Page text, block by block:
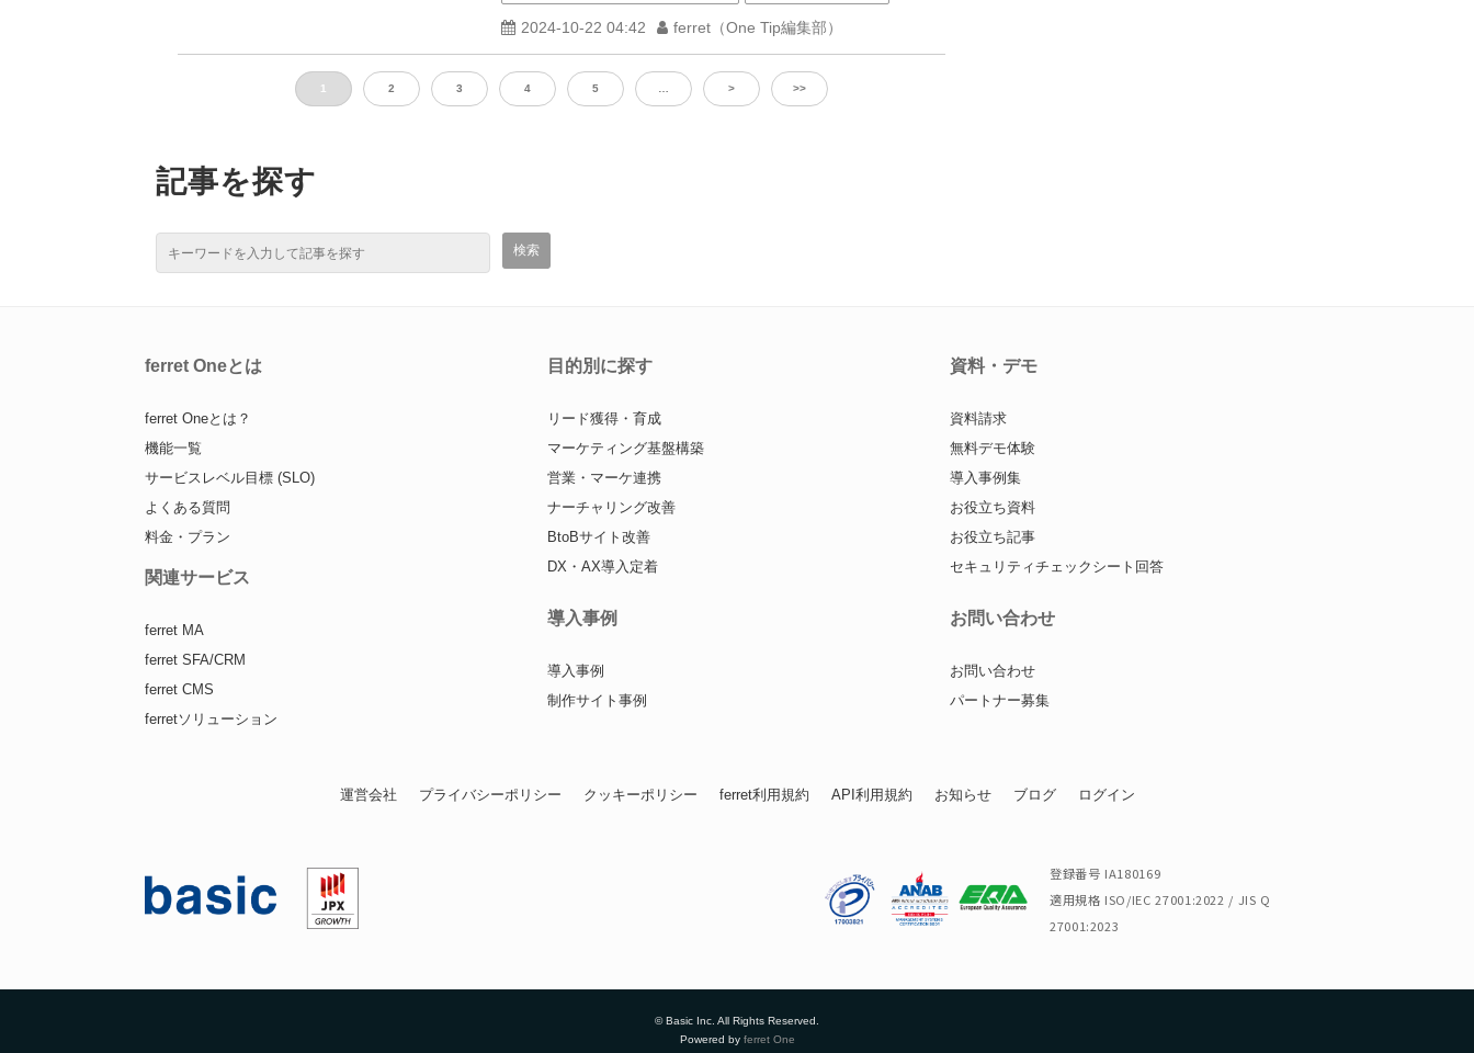
2024-10-22 04:42 ferret（One Tip編集部）
1 2 3 4 5 > >>
記事を探す
ferret Oneとは
ferret Oneとは？
機能一覧
サービスレベル目標 (SLO)
よくある質問
料金・プラン
関連サービス
ferret MA
ferret SFA/CRM
ferret CMS
ferretソリューション
目的別に探す
リード獲得・育成
マーケティング基盤構築
営業・マーケ連携
ナーチャリング改善
BtoBサイト改善
DX・AX導入定着
導入事例
導入事例
制作サイト事例
資料・デモ
資料請求
無料デモ体験
導入事例集
お役立ち資料
お役立ち記事
セキュリティチェックシート回答
お問い合わせ
お問い合わせ
パートナー募集
運営会社 プライバシーポリシー クッキーポリシー ferret利用規約 API利用規約 お知らせ ブログ ログイン
登録番号 IA180169
適用規格 ISO/IEC 27001:2022 / JIS Q
27001:2023
© Basic Inc. All Rights Reserved.
Powered by ferret One